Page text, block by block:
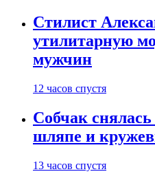
Стилист
утилитарную
мужчин
12 часов спустя
Собчак
шляпе и
13 часов спустя